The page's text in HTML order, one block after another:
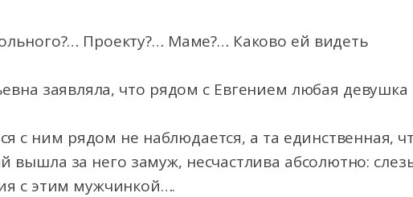
Проекту?… Маме?… Каково ей видеть
заявляла, что рядом с Евгением любая девушка
с ним рядом не наблюдается, а та единственная,
вышла за него замуж, несчастлива абсолютно:
с этим мужчинкой….